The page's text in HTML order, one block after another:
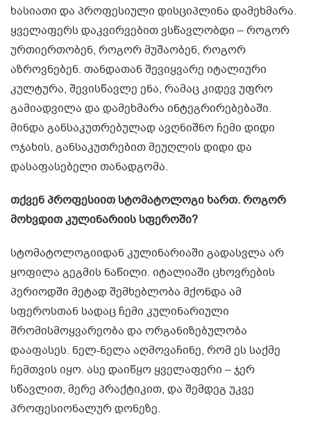
ხასიათი და პროფესიული დისციპლინა დამეხმარა.
ყველაფერს დაკვირვებით ვსწავლობდი – როგორ
ურთიერთობენ, როგორ მუშაობენ, როგორ
აზროვნებენ. თანდათან შევიყვარე იტალიური
კულტურა, შევისწავლე ენა, რამაც კიდევ უფრო
გამიადვილა და დამეხმარა ინტეგრირებებაში.
მინდა განსაკუთრებულად ავღნიშნო ჩემი დიდი
ოჯახის, განსაკუთრებით მეუღლის დიდი და
დასაფასებელი თანადგომა.
თქვენ პროფესიით სტომატოლოგი ხართ. როგორ
მოხვდით კულინარიის სფეროში?
სტომატოლოგიიდან კულინარიაში გადასვლა არ
ყოფილა გეგმის ნაწილი. იტალიაში ცხოვრების
პერიოდში მეტად შემხებლობა მქონდა ამ
სფეროსთან სადაც ჩემი კულინარიული
შრომისმოყვარეობა და ორგანიზებულობა
დააფასეს. ნელ-ნელა აღმოვაჩინე, რომ ეს საქმე
ჩემთვის იყო. ასე დაიწყო ყველაფერი – ჯერ
სწავლით, მერე პრაქტიკით, და შემდეგ უკვე
პროფესიონალურ დონეზე.